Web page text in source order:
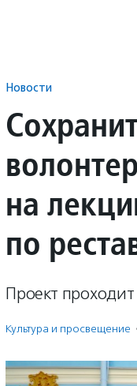
Новости
на
по
Проект
Культура и просвещение